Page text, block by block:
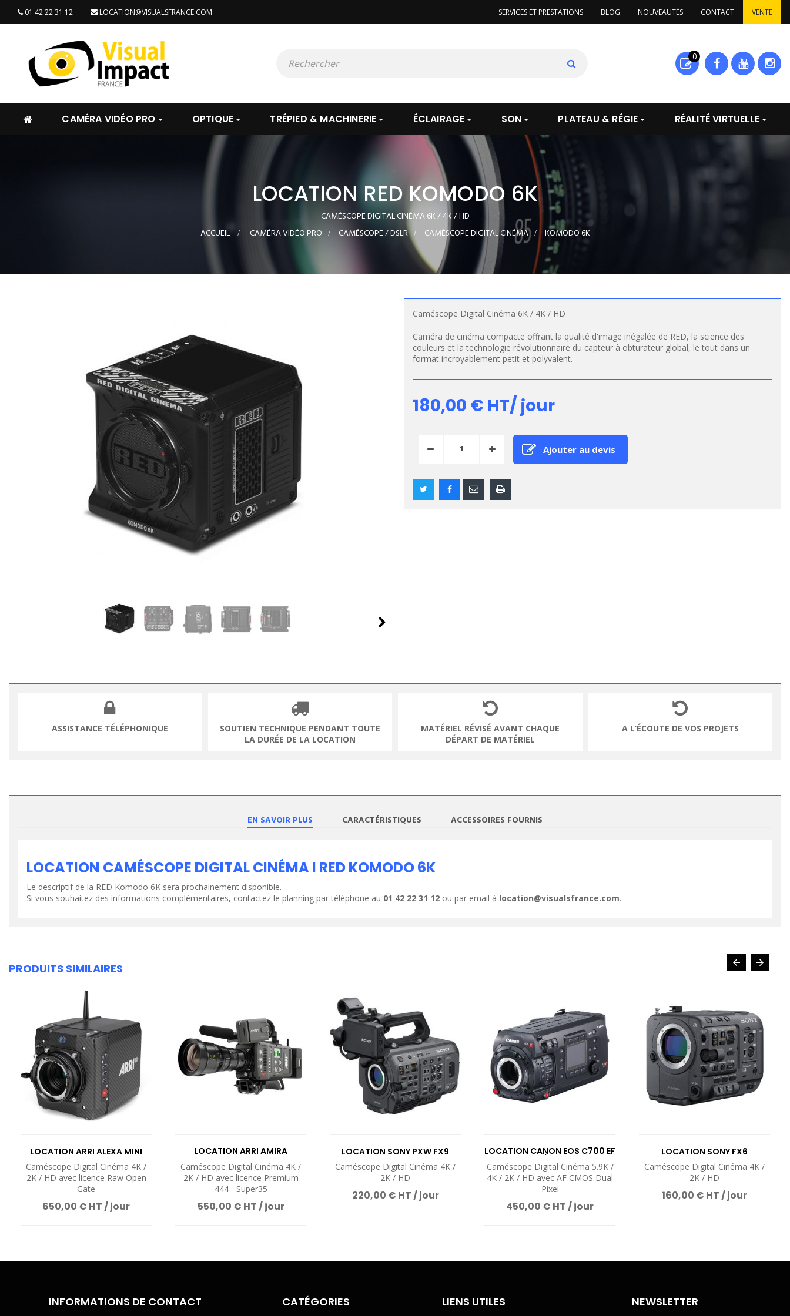
01 42 22 31 12 LOCATION@VISUALSFRANCE.COM SERVICES ET PRESTATIONS BLOG NOUVEAUTÉS CONTACT VENTE
0
CAMÉRA VIDÉO PRO OPTIQUE TRÉPIED & MACHINERIE ÉCLAIRAGE SON PLATEAU & RÉGIE RÉALITÉ VIRTUELLE
LOCATION RED KOMODO 6K
CAMÉSCOPE DIGITAL CINÉMA 6K / 4K / HD
ACCUEIL > CAMÉRA VIDÉO PRO > CAMÉSCOPE / DSLR > CAMÉSCOPE DIGITAL CINÉMA > KOMODO 6K
Caméscope Digital Cinéma 6K / 4K / HD
Caméra de cinéma compacte offrant la qualité d'image inégalée de RED, la science des
couleurs et la technologie révolutionnaire du capteur à obturateur global, le tout dans un
format incroyablement petit et polyvalent.
180,00 € HT/ jour
Ajouter au devis
ASSISTANCE TÉLÉPHONIQUE
SOUTIEN TECHNIQUE PENDANT TOUTE
LA DURÉE DE LA LOCATION
MATÉRIEL RÉVISÉ AVANT CHAQUE
DÉPART DE MATÉRIEL
A L’ÉCOUTE DE VOS PROJETS
EN SAVOIR PLUS CARACTÉRISTIQUES ACCESSOIRES FOURNIS
LOCATION CAMÉSCOPE DIGITAL CINÉMA I RED KOMODO 6K
Le descriptif de la RED Komodo 6K sera prochainement disponible.
Si vous souhaitez des informations complémentaires, contactez le planning par téléphone au 01 42 22 31 12 ou par email à location@visualsfrance.com.
PRODUITS SIMILAIRES
LOCATION ARRI ALEXA MINI
Caméscope Digital Cinéma 4K /
2K / HD avec licence Raw Open
Gate
650,00 € HT / jour
VOIR LE PRODUIT
LOCATION ARRI AMIRA
Caméscope Digital Cinéma 4K /
2K / HD avec licence Premium
444 - Super35
550,00 € HT / jour
LOCATION SONY PXW FX9
Caméscope Digital Cinéma 4K /
2K / HD
220,00 € HT / jour
LOCATION CANON EOS C700 EF
/ PL
Caméscope Digital Cinéma 5.9K /
4K / 2K / HD avec AF CMOS Dual
Pixel
450,00 € HT / jour
LOCATION SONY FX6
Caméscope Digital Cinéma 4K /
2K / HD
160,00 € HT / jour
INFORMATIONS DE CONTACT CATÉGORIES LIENS UTILES NEWSLETTER